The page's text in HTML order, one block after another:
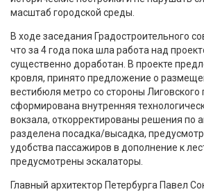
масштаб городской среды.
В ходе заседания Градостроительного
что за 4 года пока шла работа над
существенно доработан. В проекте
кровля, принято предложение о
вестибюля метро со стороны Лиговского
сформирована внутренняя
вокзала, откорректированы решения по
разделена посадка/высадка,
удобства пассажиров в дополнение к
предусмотрены эскалаторы.
Главный архитектор Петербурга Павел